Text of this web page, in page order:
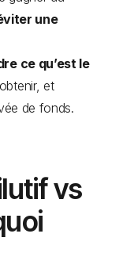
une
ce qu’est le
et
de fonds.
vs